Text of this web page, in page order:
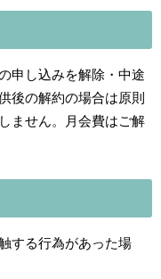
申し込みを解除・中途
後の解約の場合は原則
ません。月会費はご解
する行為があった場